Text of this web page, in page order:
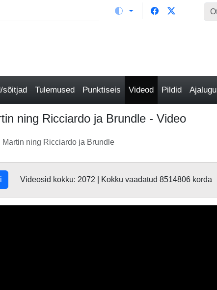
sõitjad Tulemused Punktiseis Videod Pildid Ajalugu
ning Ricciardo ja Brundle - Video
ning Ricciardo ja Brundle
Videosid kokku: 2072 | Kokku vaadatud 8514806 korda